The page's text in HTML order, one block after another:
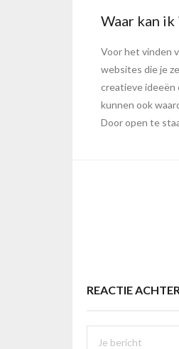
Waar kan
Voor het vinden
websites die je
creatieve ideeën
kunnen ook
Door open te
REACTIE